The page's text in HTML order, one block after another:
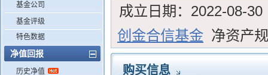
基金公司
基金评级
特色数据
净值回报
历史净值
成立日期： 2022-08-30
创金合信基金 净资产
购买信息